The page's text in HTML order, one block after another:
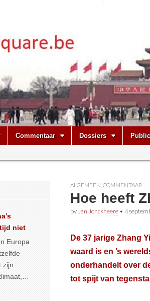
Commentaar Dossiers
ALGEMEEN COMMENTAAR
Hoe heeft
by Jan Jonckheere • 4
De 37 jarige Zhang
waard is en ’s
onderhandelt over
tot spijt van
niet
Europa
zijn